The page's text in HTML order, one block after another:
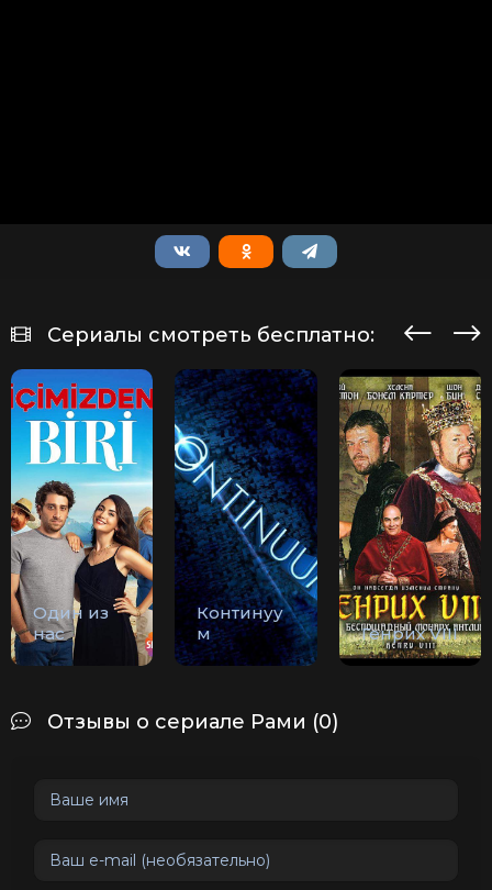
Сериалы смотреть бесплатно:
Один из
нас
Континуу
м
Генрих VIII
Отзывы о сериале Рами (0)